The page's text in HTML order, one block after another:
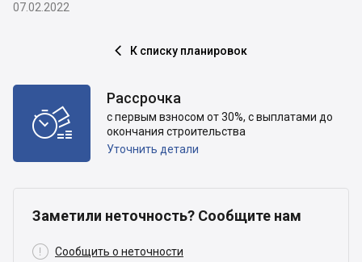
07.02.2022
 К списку планировок

Рассрочка
с первым взносом от 30%, с выплатами до
окончания строительства
Уточнить детали
Заметили неточность? Сообщите нам
 Сообщить о неточности